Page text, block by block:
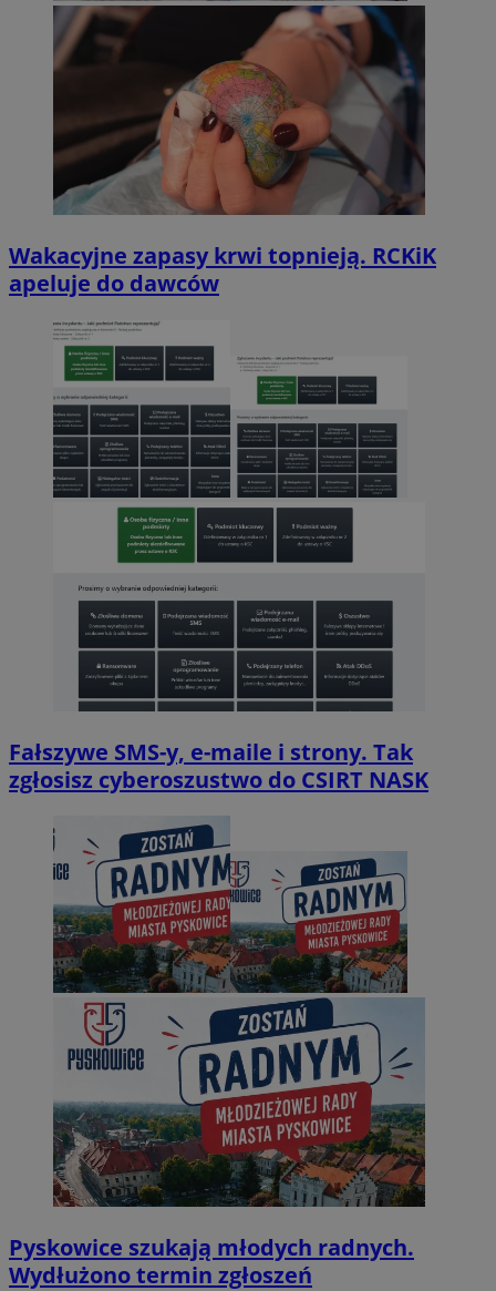
Wakacyjne zapasy krwi topnieją. RCKiK
apeluje do dawców
Fałszywe SMS-y, e-maile i strony. Tak
zgłosisz cyberoszustwo do CSIRT NASK
Pyskowice szukają młodych radnych.
Wydłużono termin zgłoszeń